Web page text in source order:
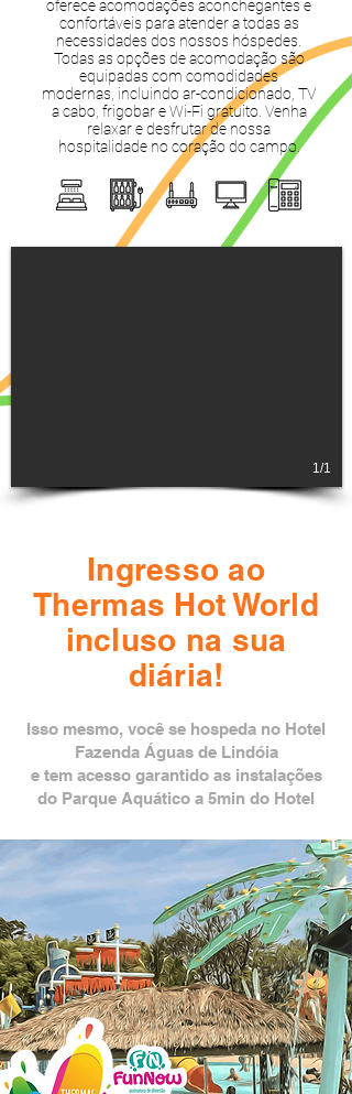
oferece acomodações aconchegantes e
confortáveis para atender a todas as
necessidades dos nossos hóspedes.
Todas as opções de acomodação são
equipadas com comodidades
modernas, incluindo ar-condicionado, TV
a cabo, frigobar e Wi-Fi gratuito. Venha
relaxar e desfrutar de nossa
hospitalidade no coração do campo.
1/1
Ingresso ao
Thermas Hot World
incl uso na sua
diária!
Isso mesm o, você se hospeda no Hotel
Fazenda Águas de Lindóia
e tem acesso garantido as instalações
do Parque Aquático a 5min do Hotel